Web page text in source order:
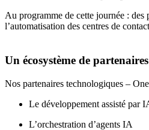
Au programme de cette journée :
l’automatisation des centres de
Un écosystème de
Nos partenaires technologiques –
Le développement assisté par
L’orchestration d’agents IA